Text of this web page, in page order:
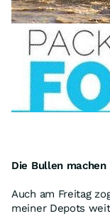
Die Bullen
Auch am Freitag
meiner Depots